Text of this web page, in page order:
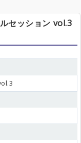
セッション vol.3